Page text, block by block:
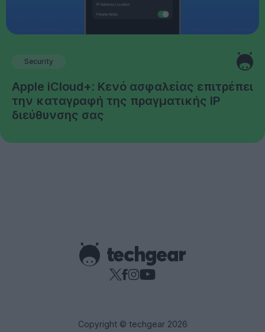
Security
Apple iCloud+: Κενό ασφαλείας επιτρέπει
την καταγραφή της πραγματικής IP
διεύθυνσης σας
Copyright © techgear 2026